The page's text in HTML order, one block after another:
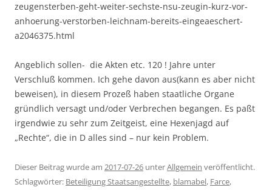
zeugensterben-geht-weiter-sechste-nsu-zeugin-kurz-vor-
anhoerung-verstorben-leichnam-bereits-eingeaeschert-
a2046375.html
Angeblich sollen- die Akten etc. 120 ! Jahre unter
Verschluß kommen. Ich gehe davon aus(kann es aber nicht
beweisen), in diesem Prozeß haben staatliche Organe
gründlich versagt und/oder Verbrechen begangen. Es paßt
irgendwie zu sehr zum Zeitgeist, eine Hexenjagd auf
„Rechte“, die in D alles sind – nur kein Problem.
Dieser Beitrag wurde am 2017-07-26 unterAllgemein veröffentlicht.
Schlagwörter: Beteiligung Staatsangestellte, blamabel, Farce,